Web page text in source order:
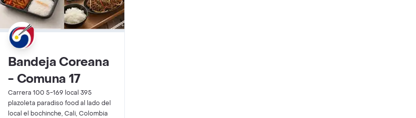
Bandeja Coreana
- Comuna 17
Carrera 100 5-169 local 395
plazoleta paradiso food al lado del
local el bochinche, Cali, Colombia